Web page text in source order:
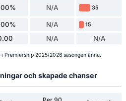
N/A 35
N/A 15
N/A N/A
Premiership 2025/2026 säsongen ännu.
och skapade chanser